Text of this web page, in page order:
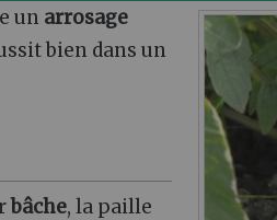
un arrosage
bien dans un
bâche, la paille